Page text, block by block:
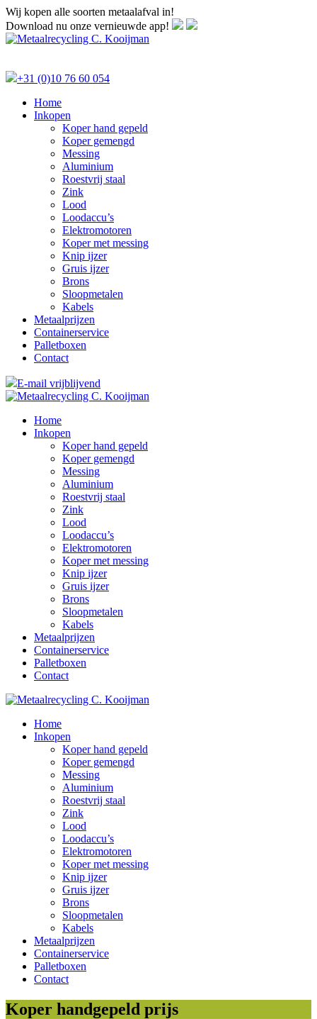
Wij kopen alle soorten metaalafval in!
Download nu onze vernieuwde app!
+31 (0)10 76 60 054
Home
Inkopen
Koper hand gepeld
Koper gemengd
Messing
Aluminium
Roestvrij staal
Zink
Lood
Loodaccu’s
Elektromotoren
Koper met messing
Knip ijzer
Gruis ijzer
Brons
Sloopmetalen
Kabels
Metaalprijzen
Containerservice
Palletboxen
Contact
E-mail vrijblijvend
Home
Inkopen
Koper hand gepeld
Koper gemengd
Messing
Aluminium
Roestvrij staal
Zink
Lood
Loodaccu’s
Elektromotoren
Koper met messing
Knip ijzer
Gruis ijzer
Brons
Sloopmetalen
Kabels
Metaalprijzen
Containerservice
Palletboxen
Contact
Home
Inkopen
Koper hand gepeld
Koper gemengd
Messing
Aluminium
Roestvrij staal
Zink
Lood
Loodaccu’s
Elektromotoren
Koper met messing
Knip ijzer
Gruis ijzer
Brons
Sloopmetalen
Kabels
Metaalprijzen
Containerservice
Palletboxen
Contact
Koper handgepeld prijs